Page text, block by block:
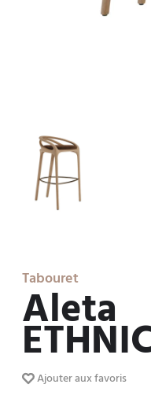
Tabouret
Aleta
Ajouter aux favoris